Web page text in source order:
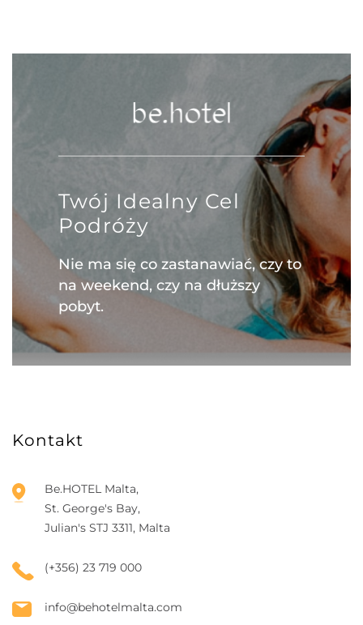
Twój Idealny Cel
Podróży
Nie ma się co zastanawiać, czy to
na weekend, czy na dłuższy
pobyt.
Kontakt
Be.HOTEL Malta,
St. George's Bay,
Julian's STJ 3311, Malta
(+356) 23 719 000
info@behotelmalta.com